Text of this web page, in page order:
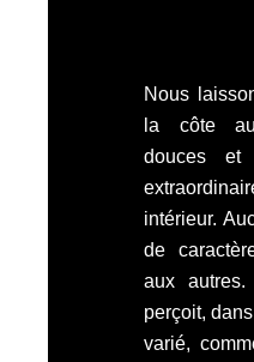
Nous
la côte
douces et
intérieur.
de
aux
perçoit,
varié,